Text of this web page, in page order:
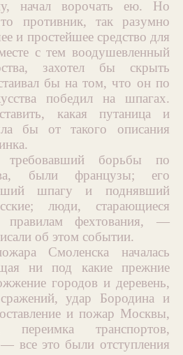
начал ворочать ею. Но
противник, так разумно
и простейшее средство для
с тем воодушевленный
захотел бы скрыть
бы на том, что он по
победил на шпагах.
какая путаница и
бы от такого описания
требовавший борьбы по
были французы; его
шпагу и поднявший
люди, старающиеся
правилам фехтования, —
об этом событии.
Смоленска началась
ни под какие прежние
городов и деревень,
сражений, удар Бородина и
и пожар Москвы,
переимка транспортов,
— все это были отступления